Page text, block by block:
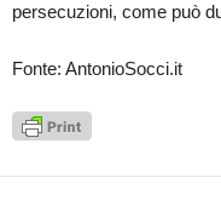
persecuzioni, come può
Fonte: AntonioSocci.it